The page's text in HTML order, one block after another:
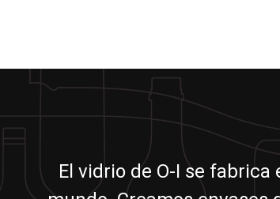
El vidrio de O-I se fabrica